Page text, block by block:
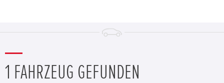
1 FAHRZEUG GEFUNDEN